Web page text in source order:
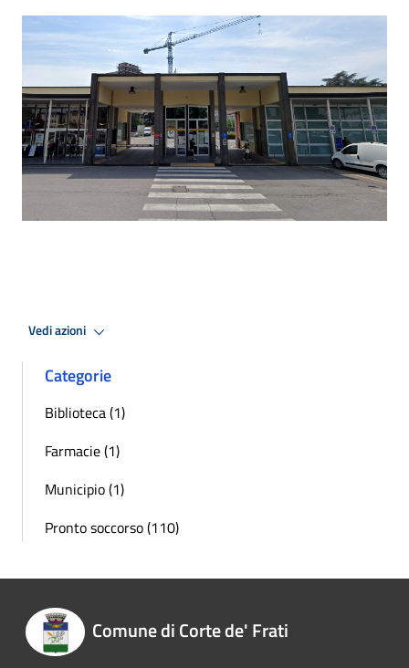
Vedi azioni
Categorie
Biblioteca (1)
Farmacie (1)
Municipio (1)
Pronto soccorso (110)
Comune di Corte de' Frati